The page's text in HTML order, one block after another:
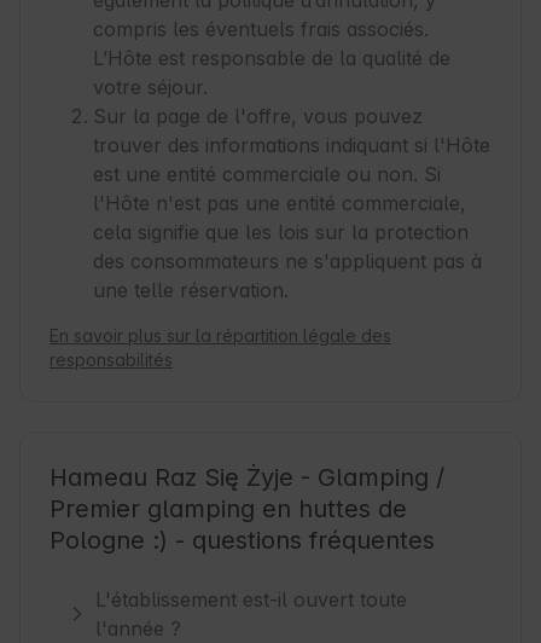
compris les éventuels frais associés.
L’Hôte est responsable de la qualité de
votre séjour.
Sur la page de l'offre, vous pouvez
trouver des informations indiquant si l'Hôte
est une entité commerciale ou non. Si
l'Hôte n'est pas une entité commerciale,
cela signifie que les lois sur la protection
des consommateurs ne s'appliquent pas à
une telle réservation.
En savoir plus sur la répartition légale des
responsabilités
Hameau Raz Się Żyje - Glamping /
Premier glamping en huttes de
Pologne :) - questions fréquentes
L'établissement est-il ouvert toute
l'année ?